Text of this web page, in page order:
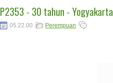
P2353 - 30 tahun - Yogyakarta
05.22.00 Perempuan